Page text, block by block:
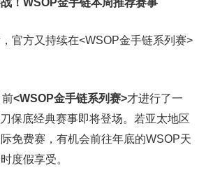
！WSOP金手链本周推荐赛事
官方又持续在<WSOP金手链系列赛>
前<WSOP金手链系列赛>才进行了一
保底经典赛事即将登场。若亚太地区
免费赛，有机会前往年底的WSOP天
度假享受。